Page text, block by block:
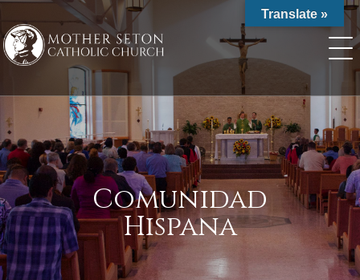
to
content
Comunidad
Hispana
Translate »